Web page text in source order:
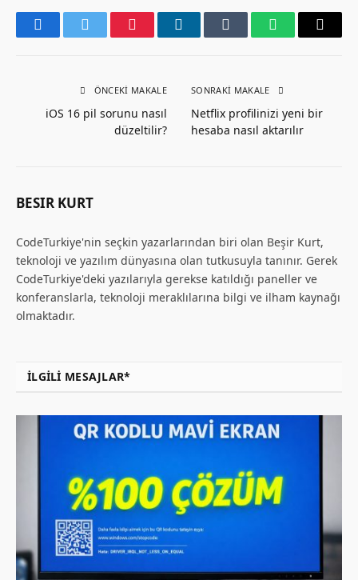
FacebookTwitter PinterestLinkedInTumblr WhatsAppEmail
ÖNCEKI MAKALE
iOS 16 pil sorunu nasıl
düzeltilir?
SONRAKI MAKALE
Netflix profilinizi yeni bir
hesaba nasıl aktarılır
BESIR KURT
CodeTurkiye'nin seçkin yazarlarından biri olan Beşir Kurt,
teknoloji ve yazılım dünyasına olan tutkusuyla tanınır. Gerek
CodeTurkiye'deki yazılarıyla gerekse katıldığı paneller ve
konferanslarla, teknoloji meraklılarına bilgi ve ilham kaynağı
olmaktadır.
İLGILI MESAJLAR*